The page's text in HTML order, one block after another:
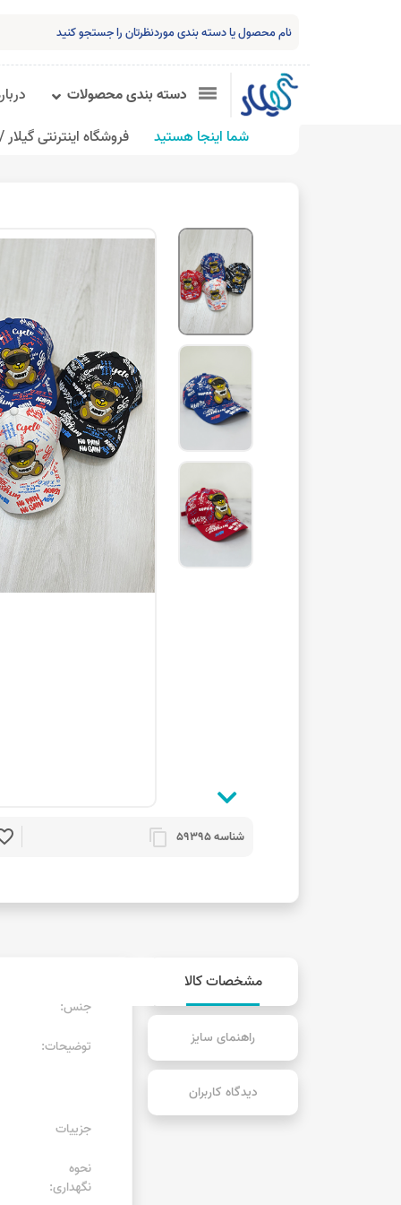
دسته بندی محصولات
شما اینجا هستید
فروشگاه اینترنتی گیلار /
شناسه 59395 content_copy
مشخصات کالا
راهنمای سایز
دیدگاه کاربران
جنس:
توضیحات:
جزییات
نحوه
نگهداری: